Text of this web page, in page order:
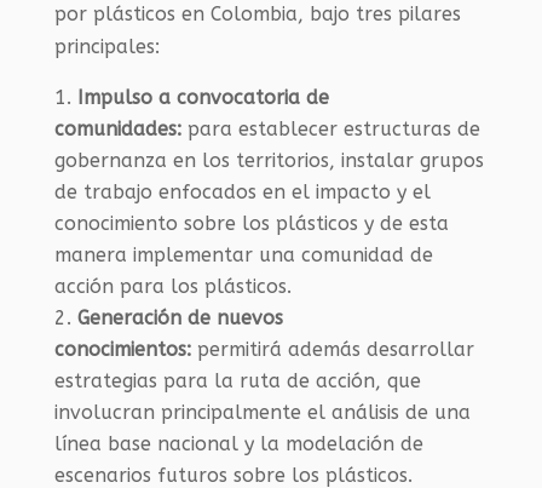
por plásticos en Colombia, bajo tres pilares
principales:
Impulso a convocatoria de
comunidades: para establecer estructuras de
gobernanza en los territorios, instalar grupos
de trabajo enfocados en el impacto y el
conocimiento sobre los plásticos y de esta
manera implementar una comunidad de
acción para los plásticos.
Generación de nuevos
conocimientos: permitirá además desarrollar
estrategias para la ruta de acción, que
involucran principalmente el análisis de una
línea base nacional y la modelación de
escenarios futuros sobre los plásticos.